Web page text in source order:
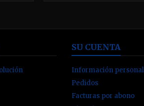
SU CUENTA
Información personal
Pedidos
Facturas por abono